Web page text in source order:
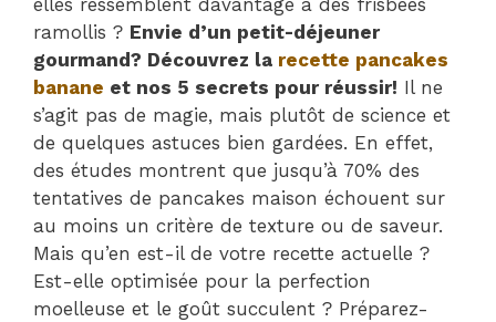
ramollis ? Envie d’un petit-déjeuner
gourmand? Découvrez la recette pancakes
banane et nos 5 secrets pour réussir! Il ne
s’agit pas de magie, mais plutôt de science et
de quelques astuces bien gardées. En effet,
des études montrent que jusqu’à 70% des
tentatives de pancakes maison échouent sur
au moins un critère de texture ou de saveur.
Mais qu’en est-il de votre recette actuelle ?
Est-elle optimisée pour la perfection
moelleuse et le goût succulent ? Préparez-